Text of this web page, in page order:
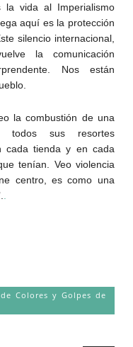
la vida al Imperialismo
aquí es la protección
silencio internacional,
la comunicación
Nos están
la combustión de una
todos sus resortes
cada tienda y en cada
tenían. Veo violencia
centro, es como una
Colores y Golpes de